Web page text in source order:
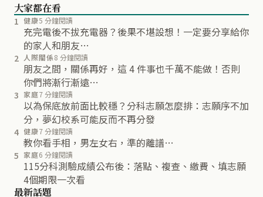
大家都在看
1 健康5 分鐘閱讀
充完電後不拔充電器？後果不堪設想！一定要分享給你
的家人和朋友…
2 人際關係8 分鐘閱讀
朋友之間，關係再好，這 4 件事也千萬不能做！否則
你們將漸行漸遠…
3 家庭7 分鐘閱讀
以為保底放前面比較穩？分科志願怎麼排：志願序不加
分，夢幻校系可能反而不再分發
4 健康7 分鐘閱讀
教你看手相，男左女右，準的離譜…
5 家庭6 分鐘閱讀
115分科測驗成績公布後：落點、複查、繳費、填志願
4個期限一次看
最新話題